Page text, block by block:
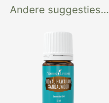
Andere suggesties…